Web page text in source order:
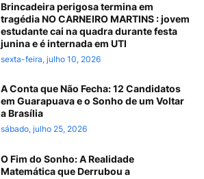
Brincadeira perigosa termina em
tragédia NO CARNEIRO MARTINS : jovem
estudante cai na quadra durante festa
junina e é internada em UTI
sexta-feira, julho 10, 2026
A Conta que Não Fecha: 12 Candidatos
em Guarapuava e o Sonho de um Voltar
a Brasília
sábado, julho 25, 2026
O Fim do Sonho: A Realidade
Matemática que Derrubou a